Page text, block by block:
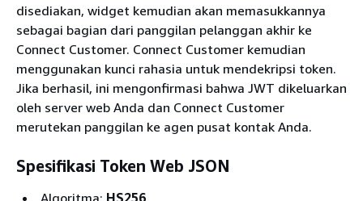
disediakan, widget kemudian akan memasukkannya
sebagai bagian dari panggilan pelanggan akhir ke
Connect Customer. Connect Customer kemudian
menggunakan kunci rahasia untuk mendekripsi token.
Jika berhasil, ini mengonfirmasi bahwa JWT dikeluarkan
oleh server web Anda dan Connect Customer
merutekan panggilan ke agen pusat kontak Anda.
Spesifikasi Token Web JSON
Algoritma: HS256